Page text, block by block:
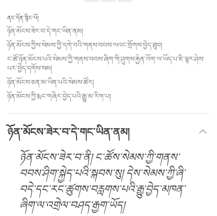
ནང་དོན་སྙིང་པོ།
ཉོན་མོངས་ཟེར་བ་དེ་གང་ཡིན་ནམ།
ཉོན་མོངས་ཀྱིས་སེམས་ཀྱི་དགེ་བའི་གནས་བབས་ལའང་གྲོགས་བྱེད་ཐུབ།
ང་ཚོ་ཉོན་མོངས་པའི་སེམས་ཀྱི་གནས་བབས་ཞིག་གི་ཤུགས་རྐྱེན་འོག་ལ་ཡོད་པ་ཇི་ལྟར་ཤེས་
པར་བྱེད་དགོས་སམ།
ཉོན་མོངས་ཅན་མ་ཡིན་པའི་སེམས་ཚོར།
ཉོན་མོངས་ཀྱི་རྨང་གཞིར་བྱེད་པའི་རྒྱུ་མ་རིག་པ།
ཉོན་མོངས་ཟེར་བ་དེ་གང་ཡིན་ནམ།
ཉོན་མོངས་ཟེར་བ་ནི། ང་ཚོས་སེམས་ཀྱི་གནས་
བབས་ཤིག་སྐྱེད་པའི་སྐབས་སུ། དེས་སེམས་ཀྱི་ཞི་
བདེ་དང་རང་ཚུགས་བརླགས་པའི་རྒྱུ་བྱེད་མཁན་
ཞིག་ལ་འགྲེལ་བཤད་རྒྱག་ཡོད།